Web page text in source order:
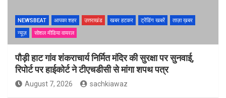
NEWSBEAT आपका शहर उत्तराखंड खबर हटकर ट्रेंडिंग खबरें
ताज़ा ख़बर
न्यूज़
सोशल मीडिया वायरल
पौड़ी हाट गांव शंकराचार्य निर्मित मंदिर की सुरक्षा पर सुनवाई,
रिपोर्ट पर हाईकोर्ट ने टीएचडीसी से मांगा शपथ पत्र
August 7, 2026 sachkiawaz